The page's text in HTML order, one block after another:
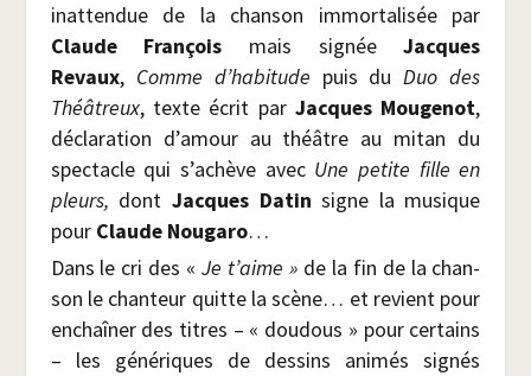
inat­ten­due de la chan­son immor­ta­li­sée par
Claude Fran­çois mais signéeJacques
Revaux, Comme d’habitude puis duDuo des
Théâ­treux, texte écrit parJacques Mou­ge­not,
décla­ra­tion d’amour au théâtre au mitan du
spec­tacle qui s’achève avec Une petite fille en
pleurs, dont Jacques Datin signe la musique
pour Claude Nou­ga­ro…
Dans le cri des «Je t’aime »de la fin de la chan­
son le chan­teur quitte la scène… et revient pour
enchaî­ner des titres – « dou­dous » pour cer­tains
– les géné­riques de des­sins ani­més signés